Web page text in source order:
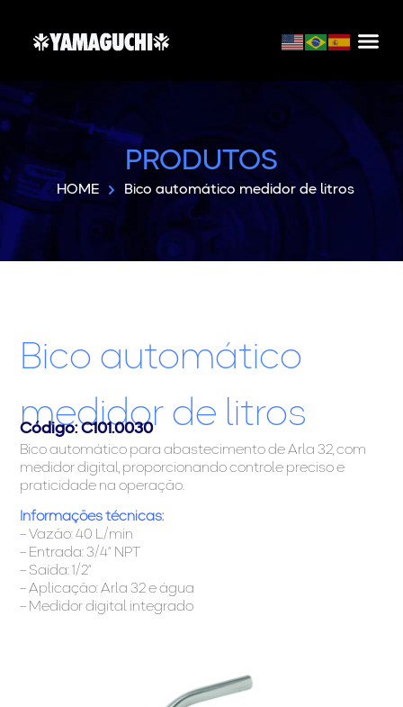
PRODUTOS
HOME Bico automático medidor de litros
Bico automático
medidor de litros
Código: C101.0030
Bico automático para abastecimento de Arla 32, com
medidor digital, proporcionando controle preciso e
praticidade na operação.
Informações técnicas:
– Vazão: 40 L/min
– Entrada: 3/4” NPT
– Saída: 1/2”
– Aplicação: Arla 32 e água
– Medidor digital integrado